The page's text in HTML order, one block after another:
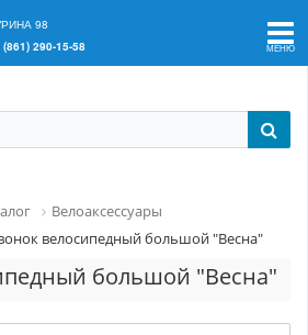
98
(861) 290-15-58
Велоаксессуары
велосипедный большой "Весна"
большой "Весна"